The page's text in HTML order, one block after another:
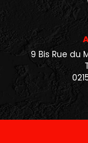
9 Bis Rue du